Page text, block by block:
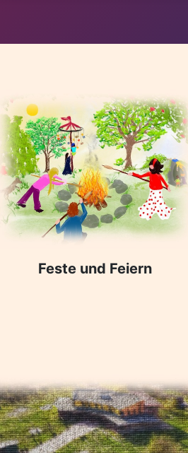
Feste und Feiern